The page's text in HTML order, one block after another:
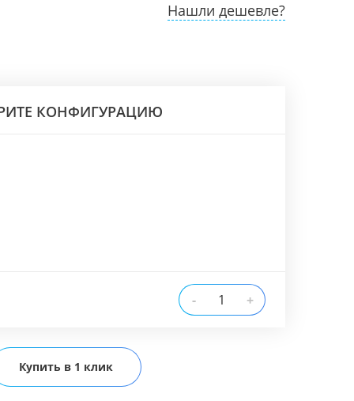
Нашли дешевле?
КОНФИГУРАЦИЮ
- +
Купить в 1 клик